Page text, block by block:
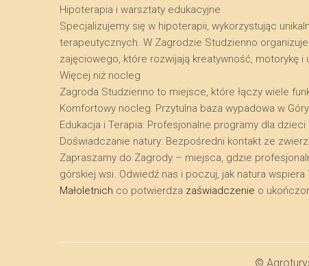
​Hipoterapia i warsztaty edukacyjne
​Specjalizujemy się w hipoterapii, wykorzystując
terapeutycznych. W Zagrodzie Studzienno
zajęciowego, które rozwijają kreatywność, motorykę
​Więcej niż nocleg
​Zagroda Studzienno to miejsce, które łączy wiele
​Komfortowy nocleg: Przytulna baza wypadowa w
​Edukacja i Terapia: Profesjonalne programy dla dzieci
​Doświadczanie natury: Bezpośredni kontakt ze
​Zapraszamy do Zagrody – miejsca, gdzie
górskiej wsi. Odwiedź nas i poczuj, jak natura
Małoletnich co potwierdza zaświadczenie o
©